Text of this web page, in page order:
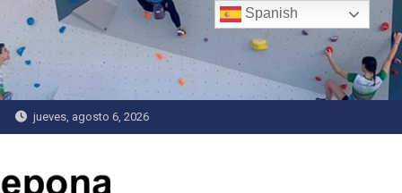
Saltar
al
contenido
jueves, agosto 6, 2026
Spanish